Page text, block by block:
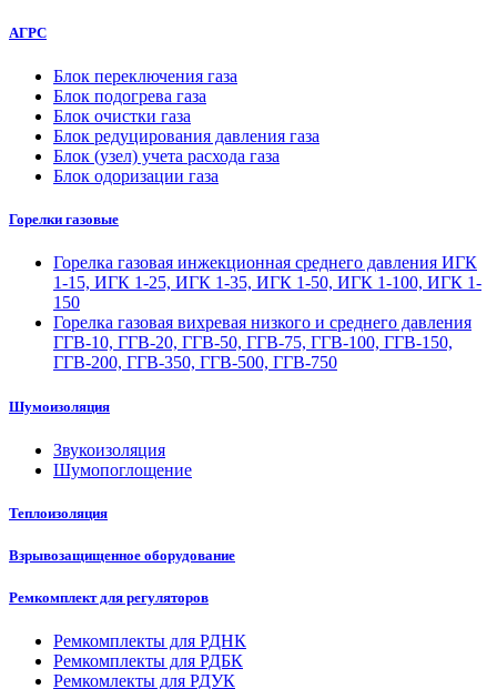
АГРС
Блок переключения газа
Блок подогрева газа
Блок очистки газа
Блок редуцирования давления газа
Блок (узел) учета расхода газа
Блок одоризации газа
Горелки газовые
Горелка газовая инжекционная среднего давления ИГК
1-15, ИГК 1-25, ИГК 1-35, ИГК 1-50, ИГК 1-100, ИГК 1-
150
Горелка газовая вихревая низкого и среднего давления
ГГВ-10, ГГВ-20, ГГВ-50, ГГВ-75, ГГВ-100, ГГВ-150,
ГГВ-200, ГГВ-350, ГГВ-500, ГГВ-750
Шумоизоляция
Звукоизоляция
Шумопоглощение
Теплоизоляция
Взрывозащищенное оборудование
Ремкомплект для регуляторов
Ремкомплекты для РДНК
Ремкомплекты для РДБК
Ремкомлекты для РДУК